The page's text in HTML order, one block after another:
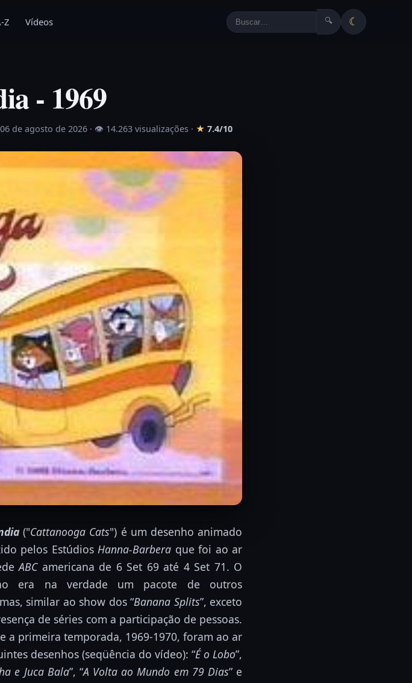
Z Vídeos 🔍 ☾
- 1969
de agosto de 2026 · 👁 14.263 visualizações · ★ 7.4/10
("Cattanooga Cats") é um desenho animado
pelos Estúdios Hanna-Barbera que foi ao ar
ABCamericana de 6 Set 69 até 4 Set 71. O
era na verdade um pacote de outros
similar ao show dos “Banana Splits”, exceto
de séries com a participação de pessoas.
a primeira temporada, 1969-1970, foram ao ar
desenhos (seqüência do vídeo): “É o Lobo”,
e Juca Bala”, “A Volta ao Mundo em 79 Dias” e